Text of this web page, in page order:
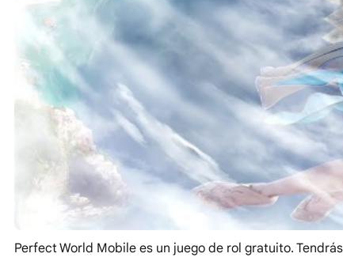
Perfect World Mobile es un juego de rol gratuito.